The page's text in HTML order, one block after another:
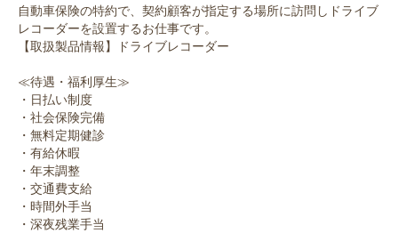
自動車保険の特約で、契約顧客が指定する場所に訪問しドライブ
レコーダーを設置するお仕事です。
【取扱製品情報】ドライブレコーダー
≪待遇・福利厚生≫
・日払い制度
・社会保険完備
・無料定期健診
・有給休暇
・年末調整
・交通費支給
・時間外手当
・深夜残業手当